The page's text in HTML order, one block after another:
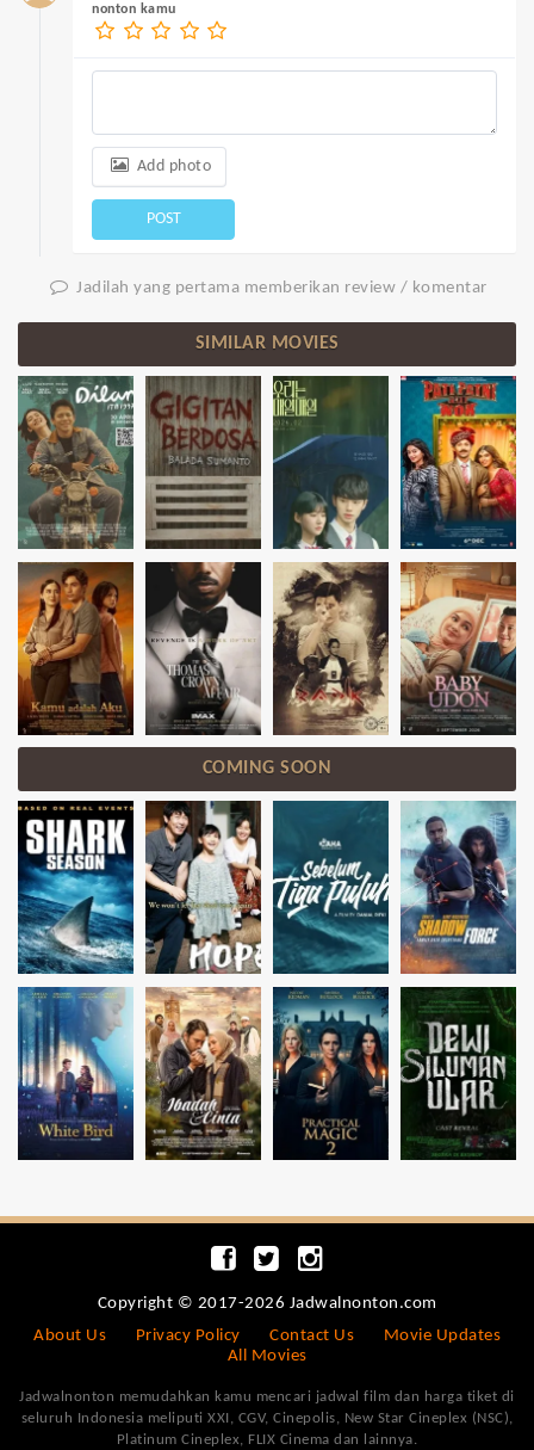
nonton kamu
Add photo
POST
Jadilah yang pertama memberikan review / komentar
SIMILAR MOVIES
COMING SOON
Copyright © 2017-2026 Jadwalnonton.com
About Us
Privacy Policy Contact Us
Movie Updates
All Movies
Jadwalnonton memudahkan kamu mencari jadwal film dan harga tiket di
seluruh Indonesia meliputi XXI, CGV, Cinepolis, New Star Cineplex (NSC),
Platinum Cineplex, FLIX Cinema dan lainnya.